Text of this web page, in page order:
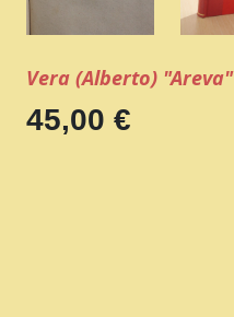
Vera (Alberto) "Areva"
45,00 €